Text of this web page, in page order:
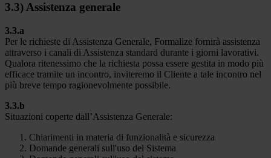
3.3) Assistenza generale
3.3.a
Per le richieste di Assistenza Generale, Formalize fornirà assistenza
attraverso i canali di Assistenza standard durante i giorni lavorativi.
Qualora ritenessimo che la richiesta possa essere gestita in modo più
efficace tramite un incontro, inviteremo il Cliente a tale incontro nel
più breve tempo ragionevolmente possibile.
3.3.b
Situazioni coperte dall’Assistenza Generale:
Chiarimenti in materia di funzionalità e sicurezza
Domande generali sull'uso del Sistema